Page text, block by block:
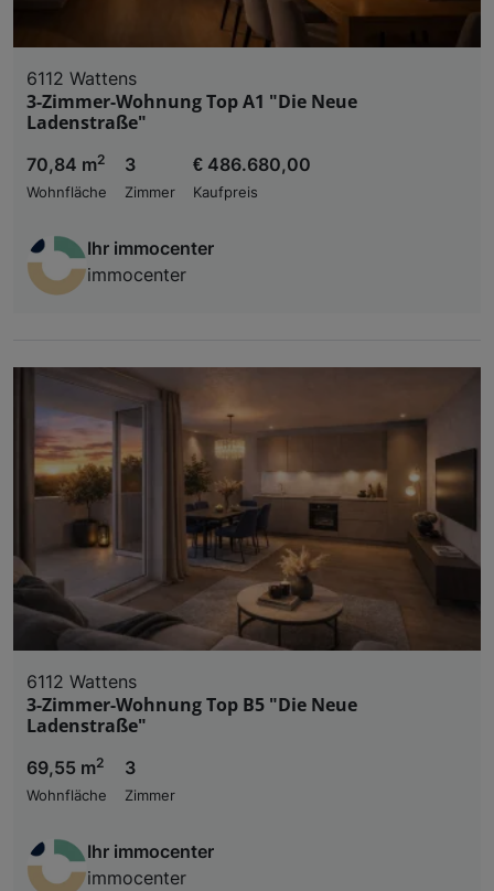
6112 Wattens
3-Zimmer-Wohnung Top A1 "Die Neue
Ladenstraße"
70,84 m2
Wohnfläche
3
Zimmer
€ 486.680,00
Kaufpreis
Ihr immocenter
immocenter
6112 Wattens
3-Zimmer-Wohnung Top B5 "Die Neue
Ladenstraße"
69,55 m2
Wohnfläche
3
Zimmer
Ihr immocenter
immocenter